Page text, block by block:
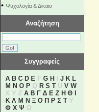
• Ψυχολογία & Δίκαιο
Αναζήτηση
Συγγραφείς
A B C D E F G H J K L
M N O P Q R S T U V W
X Y Z Α Β Γ Δ Ε Ζ Η Θ
Κ Λ Μ Ν Ξ Ο Π Ρ Σ Τ Υ
Φ Χ Ψ Ω